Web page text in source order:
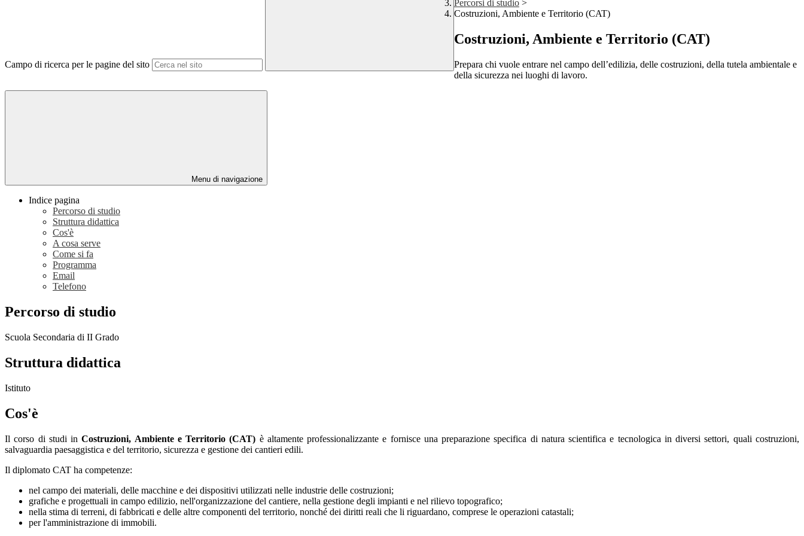
Campo di ricerca per le pagine del sito
Percorsi di studio >
Costruzioni, Ambiente e Territorio (CAT)
Costruzioni, Ambiente e Territorio (CAT)
Prepara chi vuole entrare nel campo dell’edilizia, delle costruzioni, della tutela ambientale e
della sicurezza nei luoghi di lavoro.
Menu di navigazione
Indice pagina
Percorso di studio
Struttura didattica
Cos'è
A cosa serve
Come si fa
Programma
Email
Telefono
Percorso di studio
Scuola Secondaria di II Grado
Struttura didattica
Istituto
Cos'è
Il corso di studi inCostruzioni, Ambiente e Territorio (CAT) è altamente professionalizzante e fornisce una preparazione specifica di natura scientifica e tecnologica in diversi settori, qualicostruzioni,
salvaguardia paesaggistica e del territorio, sicurezza e gestione dei cantieri edili.
Il diplomato CAT ha competenze:
nel campo dei materiali, delle macchine e dei dispositivi utilizzati nelle industrie delle costruzioni;
grafiche e progettuali in campo edilizio, nell'organizzazione del cantiere, nella gestione degli impianti e nel rilievo topografico;
nella stima di terreni, di fabbricati e delle altre componenti del territorio, nonché dei diritti reali che li riguardano, comprese le operazioni catastali;
per l'amministrazione di immobili.